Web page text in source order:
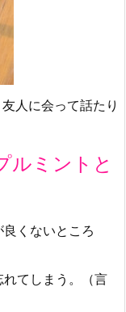
人に会って話たり
ルミントと
くないところ
れてしまう。（言